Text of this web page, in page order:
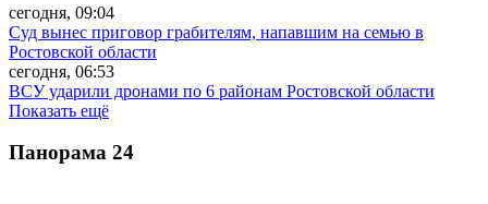
сегодня, 09:04
Суд вынес приговор грабителям, напавшим на семью в
Ростовской области
сегодня, 06:53
ВСУ ударили дронами по 6 районам Ростовской области
Показать ещё
Панорама 24